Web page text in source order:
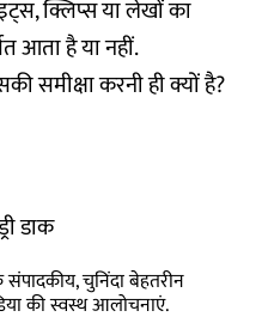
क्लिप्स या लेखों का
आता है या नहीं.
समीक्षा करनी ही क्यों है?
डाक
संपादकीय, चुनिंदा बेहतरीन
की स्वस्थ आलोचनाएं.